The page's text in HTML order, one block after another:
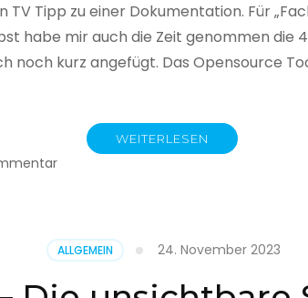
TV Tipp zu einer Dokumentation. Für
habe mir auch die Zeit genommen die
noch kurz angefügt. Das Opensource
WEITERLESEN
zu
rot
ALLGEMEIN 24. November 2023